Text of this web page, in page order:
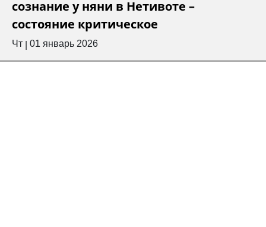
сознание у няни в Нетивоте –
состояние критическое
Чт 01 январь 2026